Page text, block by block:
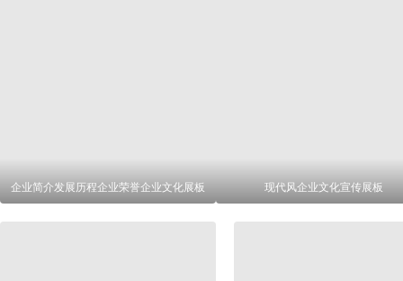
企业简介发展历程企业荣誉企业文化展板 现代风企业文化宣传展板